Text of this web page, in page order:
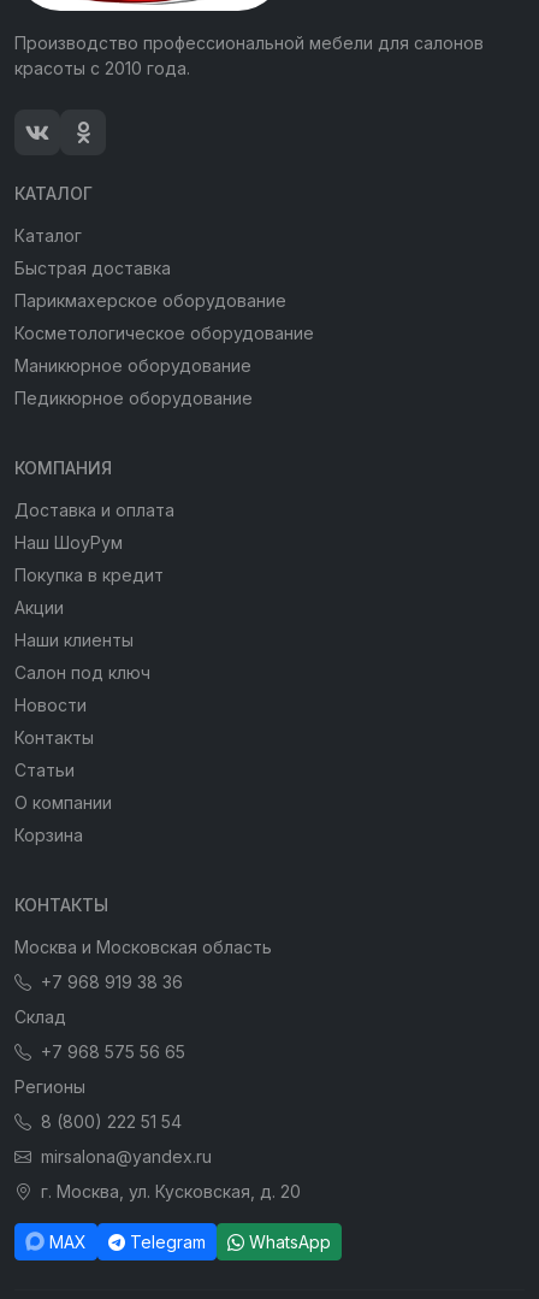
Производство профессиональной мебели для салонов
красоты с 2010 года.
КАТАЛОГ
Каталог
Быстрая доставка
Парикмахерское оборудование
Косметологическое оборудование
Маникюрное оборудование
Педикюрное оборудование
КОМПАНИЯ
Доставка и оплата
Наш ШоуРум
Покупка в кредит
Акции
Наши клиенты
Салон под ключ
Новости
Контакты
Статьи
О компании
Корзина
КОНТАКТЫ
Москва и Московская область
+7 968 919 38 36
Склад
+7 968 575 56 65
Регионы
8 (800) 222 51 54
mirsalona@yandex.ru
г. Москва, ул. Кусковская, д. 20
MAX Telegram WhatsApp